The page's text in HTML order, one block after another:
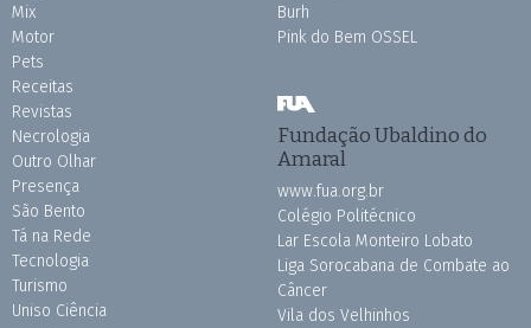
Mix
Motor
Pets
Receitas
Revistas
Necrologia
Outro Olhar
Presença
São Bento
Tá na Rede
Tecnologia
Turismo
Uniso Ciência
Burh
Pink do Bem OSSEL
Fundação Ubaldino do
Amaral
www.fua.org.br
Colégio Politécnico
Lar Escola Monteiro Lobato
Liga Sorocabana de Combate ao
Câncer
Vila dos Velhinhos